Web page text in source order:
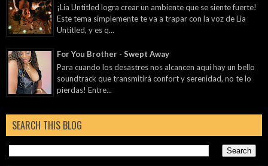
¡Lia Untitled logra crear un ambiente que se siente fuerte!
Este tema simplemente te va a trapar con la voz de Lia
Untitled, y es q...
For You Brother - Swept Away
Para cuando los desastres nos alcancen aquí hay un bello
soundtrack que transmitirá confort y serenidad, no te lo
pierdas! Entre...
SEARCH THIS BLOG